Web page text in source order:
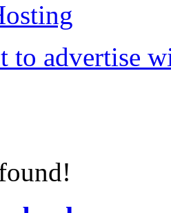
to advertise